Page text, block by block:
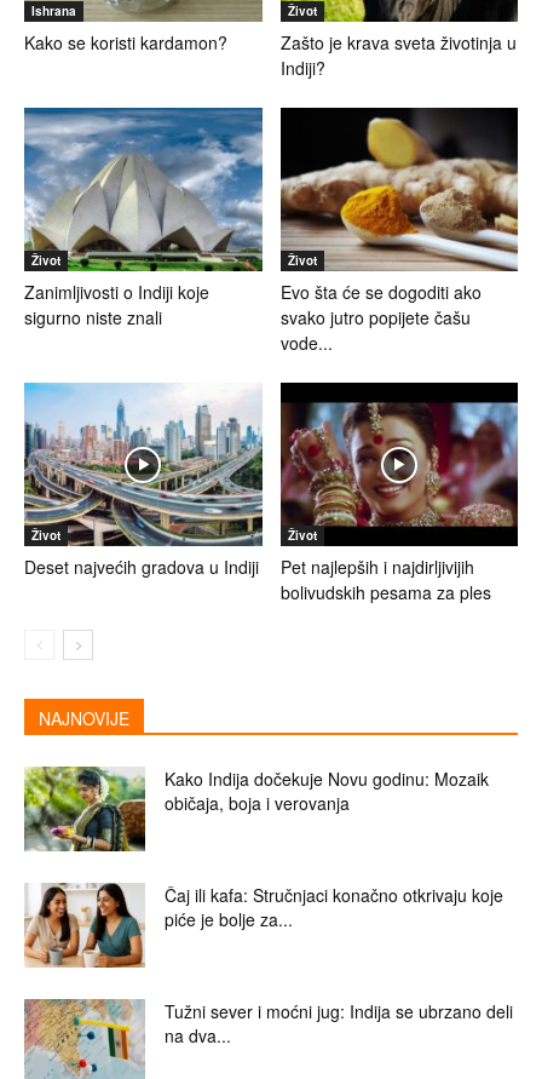
Ishrana
Kako se koristi kardamon?
Život
Zašto je krava sveta životinja u
Indiji?
Život
Zanimljivosti o Indiji koje
sigurno niste znali
Život
Evo šta će se dogoditi ako
svako jutro popijete čašu
vode...
Život
Deset najvećih gradova u Indiji
Život
Pet najlepših i najdirljivijih
bolivudskih pesama za ples
NAJNOVIJE
Kako Indija dočekuje Novu godinu: Mozaik
običaja, boja i verovanja
Čaj ili kafa: Stručnjaci konačno otkrivaju koje
piće je bolje za...
Tužni sever i moćni jug: Indija se ubrzano deli
na dva...